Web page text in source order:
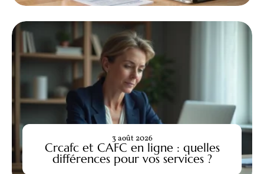
Crcafc et CAFC en ligne : quelles
différences pour vos services ?
3 août 2026